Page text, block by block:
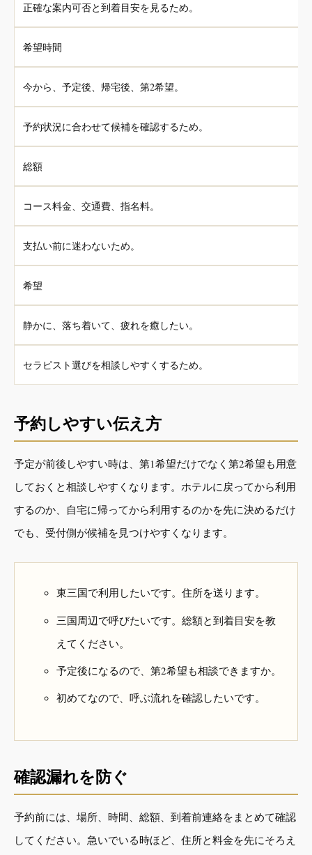
正確な案内可否と到着目安を見るため。
希望時間
今から、予定後、帰宅後、第2希望。
予約状況に合わせて候補を確認するため。
総額
コース料金、交通費、指名料。
支払い前に迷わないため。
希望
静かに、落ち着いて、疲れを癒したい。
セラピスト選びを相談しやすくするため。
予約しやすい伝え方
予定が前後しやすい時は、第1希望だけでなく第2希望も用意
しておくと相談しやすくなります。ホテルに戻ってから利用
するのか、自宅に帰ってから利用するのかを先に決めるだけ
でも、受付側が候補を見つけやすくなります。
東三国で利用したいです。住所を送ります。
三国周辺で呼びたいです。総額と到着目安を教
えてください。
予定後になるので、第2希望も相談できますか。
初めてなので、呼ぶ流れを確認したいです。
確認漏れを防ぐ
予約前には、場所、時間、総額、到着前連絡をまとめて確認
してください。急いでいる時ほど、住所と料金を先にそろえ